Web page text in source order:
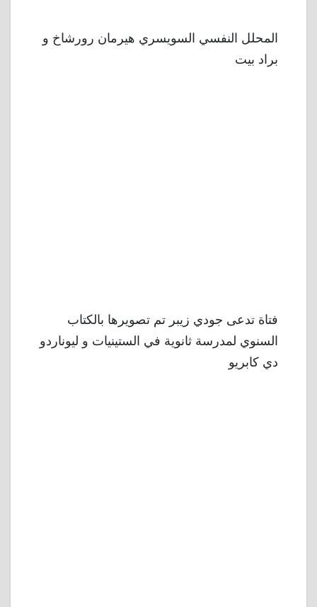
المحلل النفسي السويسري هيرمان رورشاخ و
براد بيت
فتاة تدعى جودي زيبر تم تصويرها بالكتاب
السنوي لمدرسة ثانوية في الستينيات و ليوناردو
دي كابريو